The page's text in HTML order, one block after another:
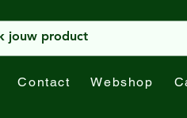
Contact Webshop